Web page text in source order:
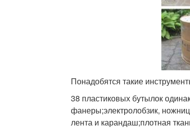
Понадобятся такие
38 пластиковых бутылок
фанеры;электролобзик,
лента и карандаш;плотная